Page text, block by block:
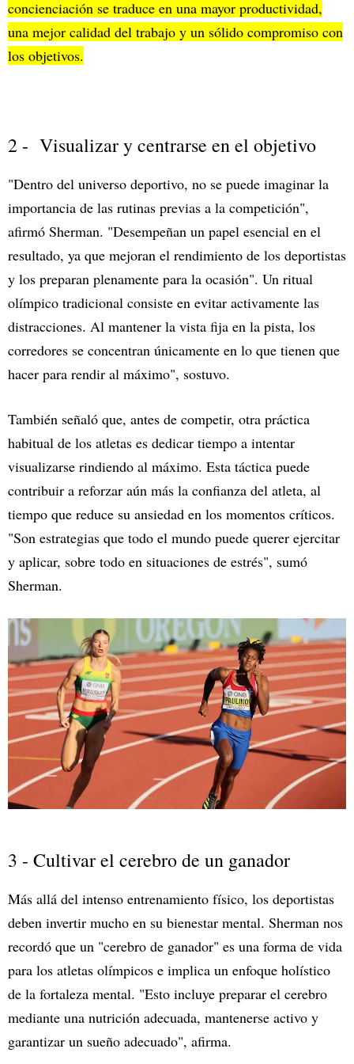
concienciación se traduce en una mayor productividad,
una mejor calidad del trabajo y un sólido compromiso con
los objetivos.
2 - Visualizar y centrarse en el objetivo
"Dentro del universo deportivo, no se puede imaginar la
importancia de las rutinas previas a la competición",
afirmó Sherman. "Desempeñan un papel esencial en el
resultado, ya que mejoran el rendimiento de los deportistas
y los preparan plenamente para la ocasión". Un ritual
olímpico tradicional consiste en evitar activamente las
distracciones. Al mantener la vista fija en la pista, los
corredores se concentran únicamente en lo que tienen que
hacer para rendir al máximo", sostuvo.
También señaló que, antes de competir, otra práctica
habitual de los atletas es dedicar tiempo a intentar
visualizarse rindiendo al máximo. Esta táctica puede
contribuir a reforzar aún más la confianza del atleta, al
tiempo que reduce su ansiedad en los momentos críticos.
"Son estrategias que todo el mundo puede querer ejercitar
y aplicar, sobre todo en situaciones de estrés", sumó
Sherman.
3 - Cultivar el cerebro de un ganador
Más allá del intenso entrenamiento físico, los deportistas
deben invertir mucho en su bienestar mental. Sherman nos
recordó que un "cerebro de ganador" es una forma de vida
para los atletas olímpicos e implica un enfoque holístico
de la fortaleza mental. "Esto incluye preparar el cerebro
mediante una nutrición adecuada, mantenerse activo y
garantizar un sueño adecuado", afirma.